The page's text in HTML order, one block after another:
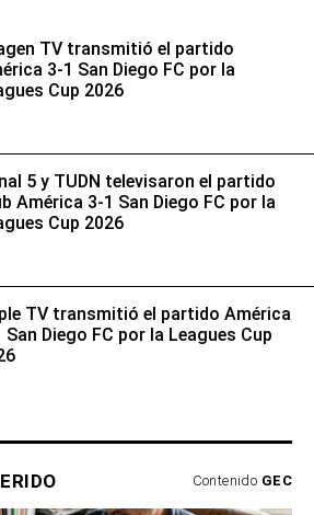
TV transmitió el partido
3-1 San Diego FC por la
Cup 2026
5 y TUDN televisaron el partido
América 3-1 San Diego FC por la
Cup 2026
TV transmitió el partido América
San Diego FC por la Leagues Cup
Contenido GEC